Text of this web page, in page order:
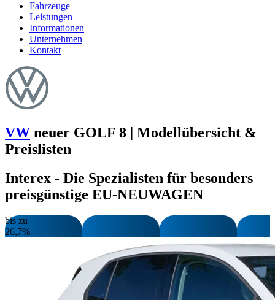
Fahrzeuge
Leistungen
Informationen
Unternehmen
Kontakt
VW neuer GOLF 8 | Modellübersicht &
Preislisten
Interex - Die Spezialisten für besonders
preisgünstige EU-NEUWAGEN
bis zu
26,7%